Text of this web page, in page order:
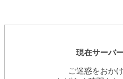
現在サーバ
ご迷惑をおか